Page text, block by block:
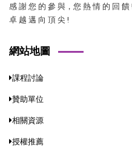
感 謝 您 的 參 與，您 熱 情 的 回 饋
卓 越 邁 向 頂 尖 !
網站地圖
課程討論
贊助單位
相關資源
授權推薦